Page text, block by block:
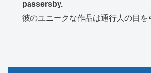
passersby.
彼のユニークな作品は通行人の目を